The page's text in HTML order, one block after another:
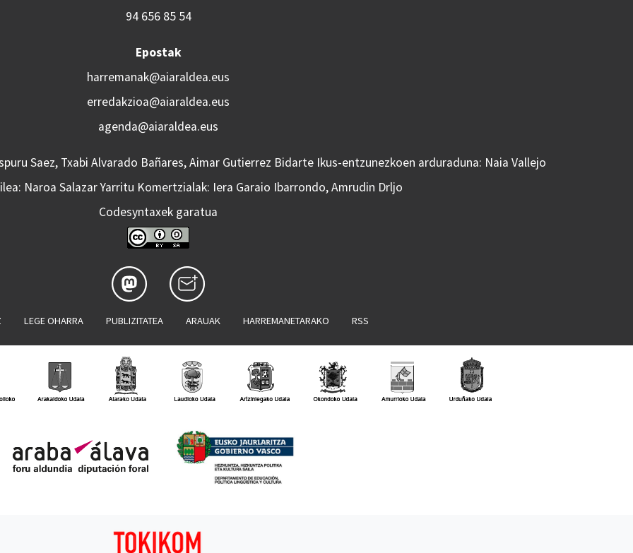
94 656 85 54
Epostak
harremanak@aiaraldea.eus
erredakzioa@aiaraldea.eus
agenda@aiaraldea.eus
Saez, Txabi Alvarado Bañares, Aimar Gutierrez Bidarte Ikus-entzunezkoen arduraduna: Naia Vallejo
Naroa Salazar Yarritu Komertzialak: Iera Garaio Ibarrondo, Amrudin Drljo
Codesyntaxek garatua
LEGE OHARRA PUBLIZITATEA ARAUAK HARREMANETARAKO RSS